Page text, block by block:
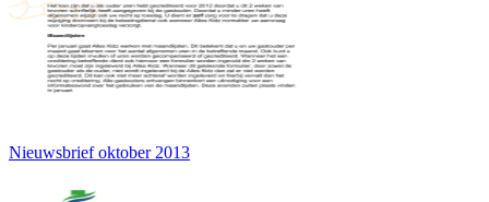
Nieuwsbrief oktober 2013